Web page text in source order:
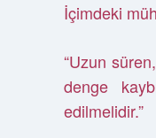
İçimdeki
“Uzun
denge
edilmelidir.”